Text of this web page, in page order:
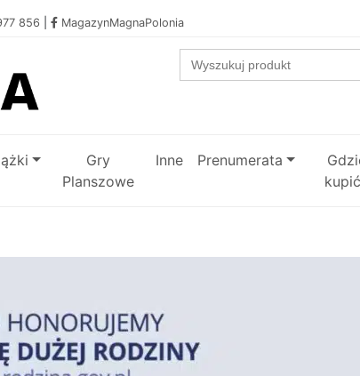
856 MagazynMagnaPolonia
Search
for:
Gry
Planszowe
Inne Prenumerata